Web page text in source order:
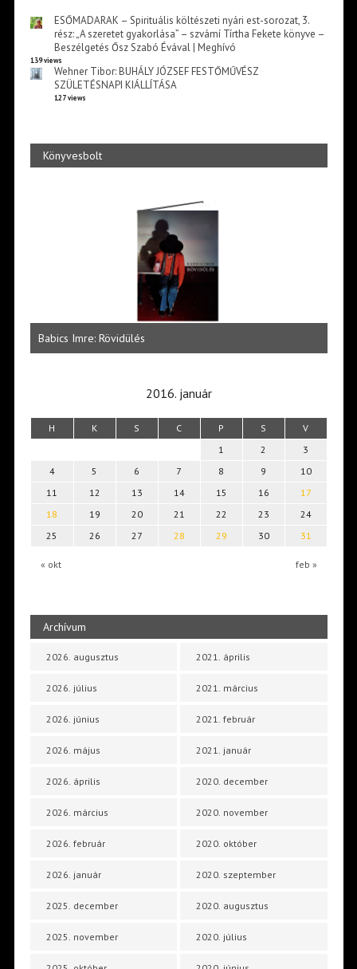
ESŐMADARAK – Spirituális költészeti nyári est-sorozat, 3.
rész: „A szeretet gyakorlása” – szvámí Tírtha Fekete könyve –
Beszélgetés Ősz Szabó Évával | Meghívó
139 views
Wehner Tibor: BUHÁLY JÓZSEF FESTŐMŰVÉSZ
SZÜLETÉSNAPI KIÁLLÍTÁSA
127 views
Könyvesbolt
Babics Imre: Rövidülés
2016. január
H K S C P S V
« okt feb »
1 2
3
4
5 6 7 8 9
10
11
12 13 14 15 16
17
18
19 20 21 22 23
24
25
26 27 28 29 30 31
Archívum
2026. augusztus
2026. július
2026. június
2026. május
2026. április
2026. március
2026. február
2026. január
2025. december
2025. november
2021. április
2021. március
2021. február
2021. január
2020. december
2020. november
2020. október
2020. szeptember
2020. augusztus
2020. július